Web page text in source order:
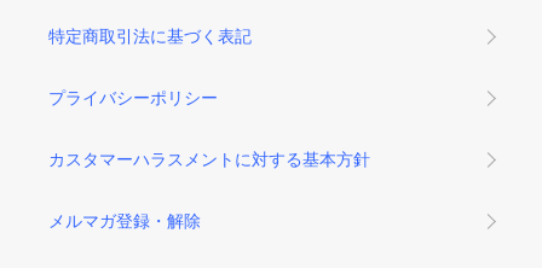
特定商取引法に基づく表記
プライバシーポリシー
カスタマーハラスメントに対する基本方針
メルマガ登録・解除